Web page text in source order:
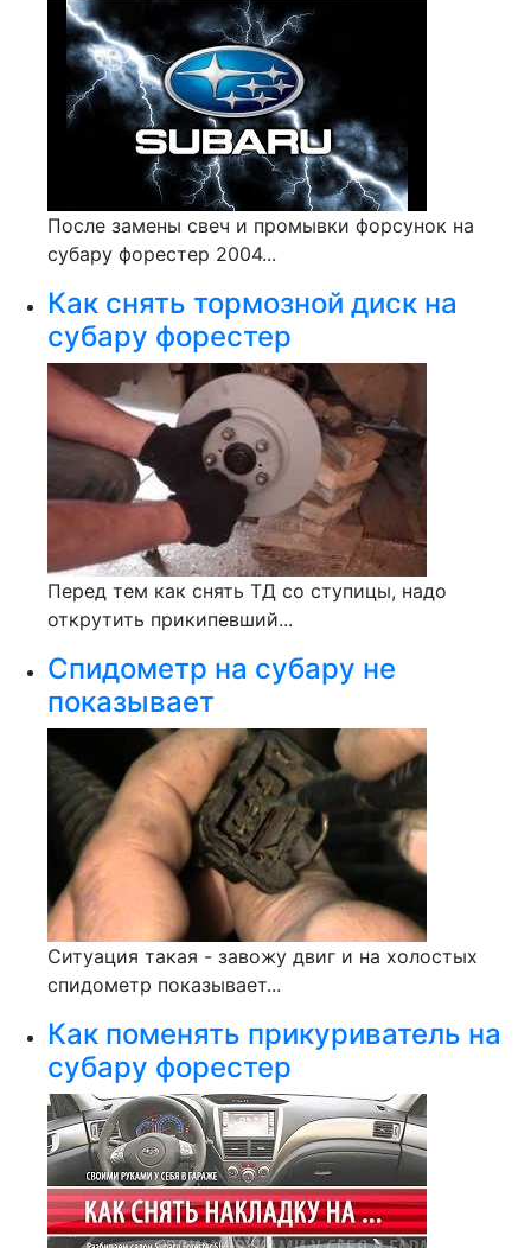
После замены свеч и промывки форсунок на
субару форестер 2004...
Как снять тормозной диск на
субару форестер
Перед тем как снять ТД со ступицы, надо
открутить прикипевший...
Спидометр на субару не
показывает
Ситуация такая - завожу двиг и на холостых
спидометр показывает...
Как поменять прикуриватель на
субару форестер